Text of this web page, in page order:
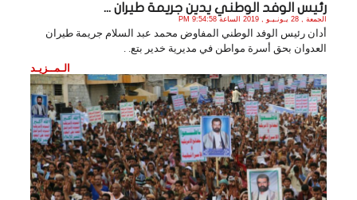
رئيس الوفد الوطني يدين جريمة طيران ...
الجمعة , 28 يـونـيـو , 2019 الساعة 9:54:58 PM
أدان رئيس الوفد الوطني المفاوض محمد عبد السلام جريمة طيران
العدوان بحق أسرة مواطن في مديرية خدير بتع. .
الـمــزيـد